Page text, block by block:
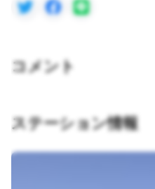
コメント
ステーション情報